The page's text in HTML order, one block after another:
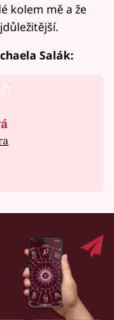
kolem mě a že
Salák: